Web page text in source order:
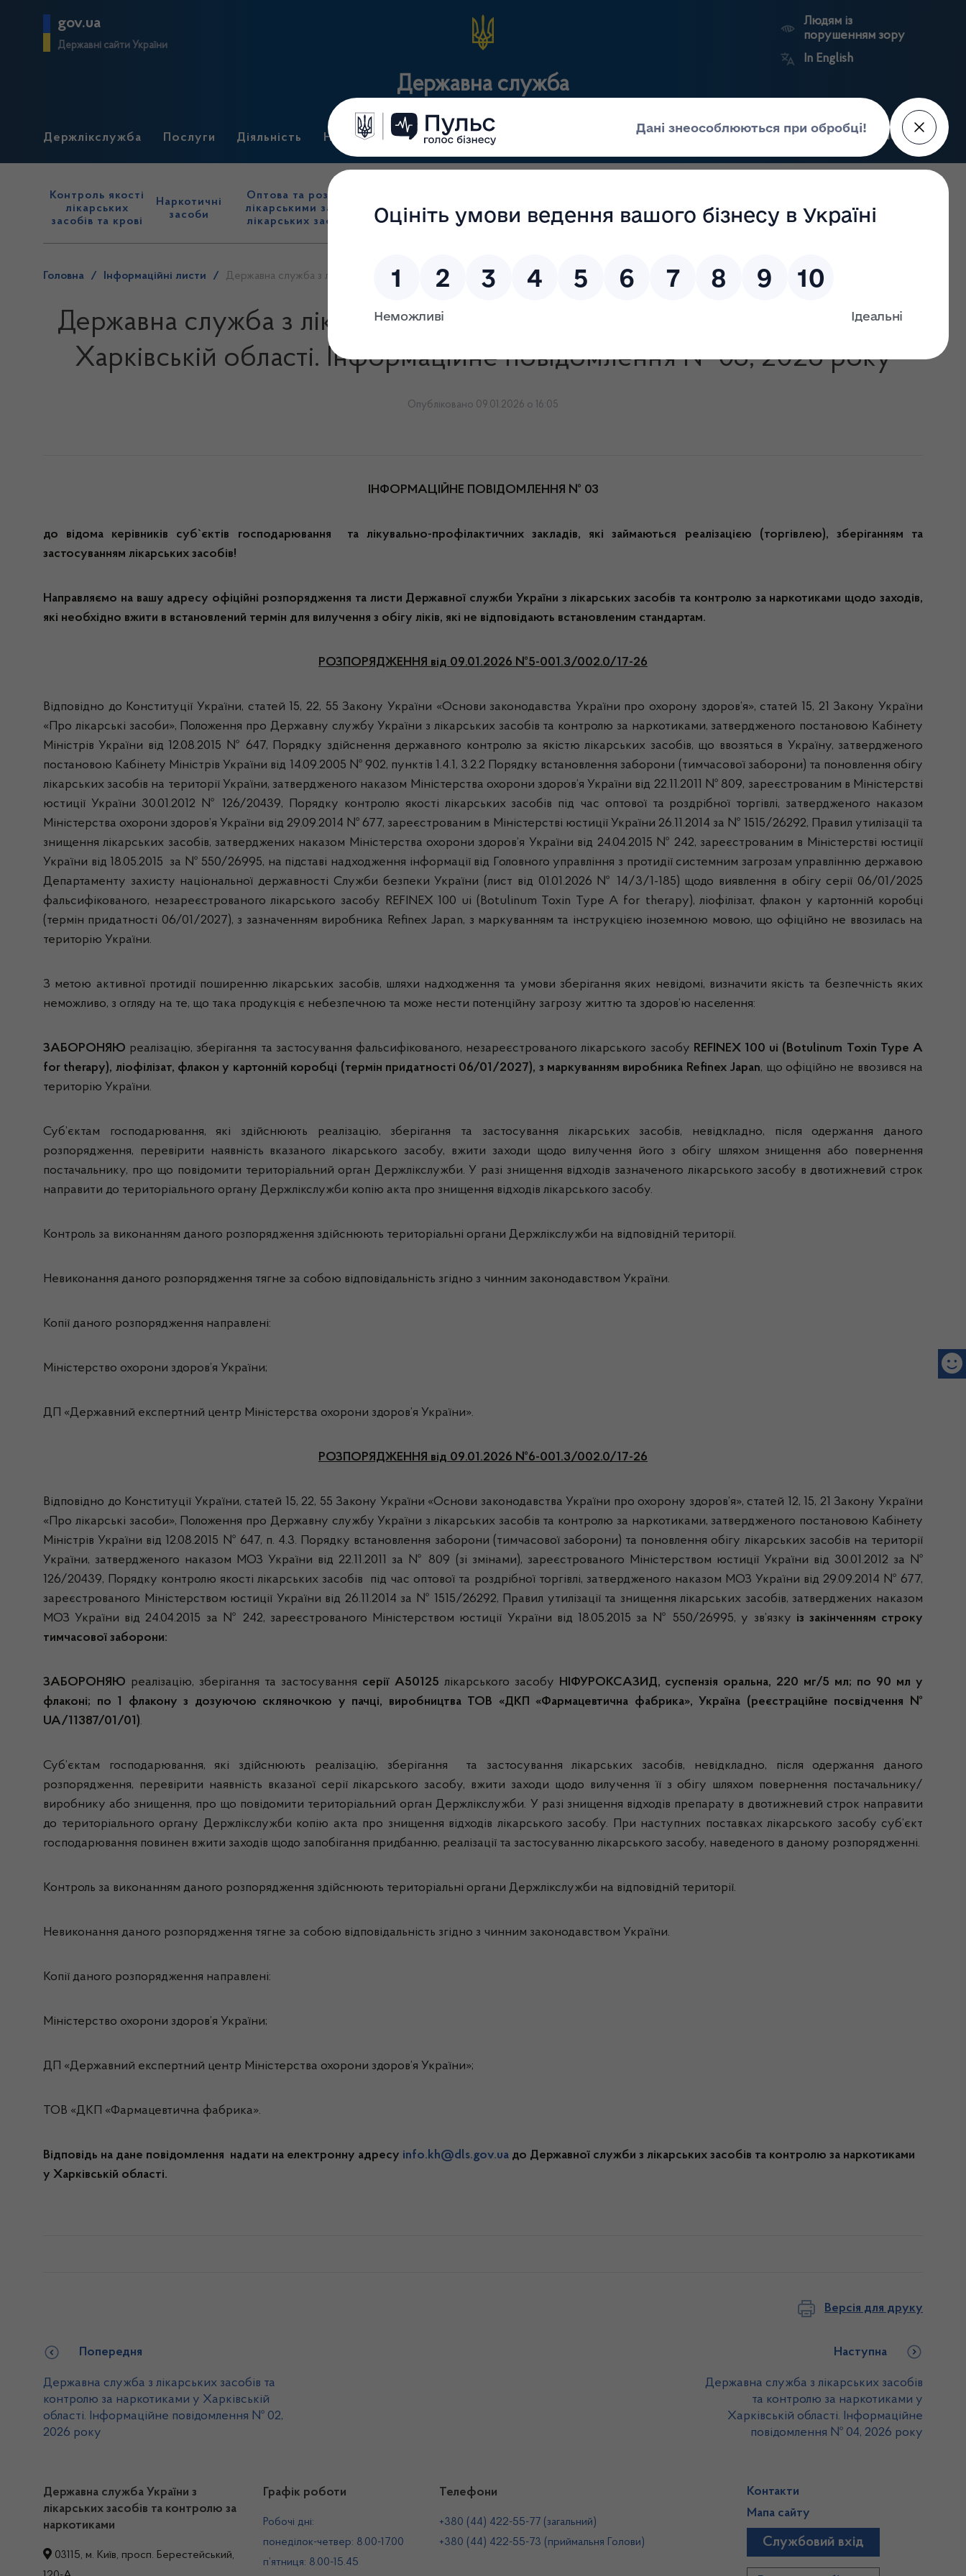
gov.ua
Державні сайти України
Державна служба
Людям із
порушенням зору
In English
Держлікслужба Послуги Діяльність Нормативні документи Для громадськості Прес-центр Пошук
Контроль якості
лікарських
засобів та крові
Наркотичні
засоби
Оптова та роздрібна торгівля
лікарськими засобами, імпорт
лікарських засобів (крім АФІ)
нагляд
(контроль)
засобів, крові та
сертифікація
нагляд
реєстри
портал
Держлікслужби
Головна / Інформаційні листи / Державна служба з лікарських засобів та контролю за наркотиками у Харківській області. Інформаційне повідомлення № 03, 2026 року
Державна служба з лікарських засобів та контролю за наркотиками у
Харківській області. Інформаційне повідомлення № 03, 2026 року
Опубліковано 09.01.2026 о 16:05
ІНФОРМАЦІЙНЕ ПОВІДОМЛЕННЯ № 03
до відома керівників суб`єктів господарювання та лікувально-профілактичних закладів, які займаються реалізацією (торгівлею), зберіганням та
застосуванням лікарських засобів!
Направляємо на вашу адресу офіційні розпорядження та листи Державної служби України з лікарських засобів та контролю за наркотиками щодо заходів,
які необхідно вжити в встановлений термін для вилучення з обігу ліків, які не відповідають встановленим стандартам.
РОЗПОРЯДЖЕННЯ від 09.01.2026 №5-001.3/002.0/17-26
Відповідно до Конституції України, статей 15, 22, 55 Закону України «Основи законодавства України про охорону здоров’я», статей 15, 21 Закону України
«Про лікарські засоби», Положення про Державну службу України з лікарських засобів та контролю за наркотиками, затвердженого постановою Кабінету
Міністрів України від 12.08.2015 № 647, Порядку здійснення державного контролю за якістю лікарських засобів, що ввозяться в Україну, затвердженого
постановою Кабінету Міністрів України від 14.09.2005 № 902, пунктів 1.4.1, 3.2.2 Порядку встановлення заборони (тимчасової заборони) та поновлення обігу
лікарських засобів на території України, затвердженого наказом Міністерства охорони здоров’я України від 22.11.2011 № 809, зареєстрованим в Міністерстві
юстиції України 30.01.2012 № 126/20439, Порядку контролю якості лікарських засобів під час оптової та роздрібної торгівлі, затвердженого наказом
Міністерства охорони здоров’я України від 29.09.2014 № 677, зареєстрованим в Міністерстві юстиції України 26.11.2014 за № 1515/26292, Правил утилізації та
знищення лікарських засобів, затверджених наказом Міністерства охорони здоров’я України від 24.04.2015 № 242, зареєстрованим в Міністерстві юстиції
України від 18.05.2015 за № 550/26995, на підставі надходження інформації від Головного управління з протидії системним загрозам управлінню державою
Департаменту захисту національної державності Служби безпеки України (лист від 01.01.2026 № 14/3/1-185) щодо виявлення в обігу серії 06/01/2025
фальсифікованого, незареєстрованого лікарського засобу REFINEX 100 uі (Botulinum Toxin Type A for therapy), ліофілізат, флакон у картонній коробці
(термін придатності 06/01/2027), з зазначенням виробника Refinex Japan, з маркуванням та інструкцією іноземною мовою, що офіційно не ввозилась на
територію України.
З метою активної протидії поширенню лікарських засобів, шляхи надходження та умови зберігання яких невідомі, визначити якість та безпечність яких
неможливо, з огляду на те, що така продукція є небезпечною та може нести потенційну загрозу життю та здоров’ю населення:
ЗАБОРОНЯЮ реалізацію, зберігання та застосування фальсифікованого, незареєстрованого лікарського засобу REFINEX 100 uі (Botulinum Toxin Type A
for therapy), ліофілізат, флакон у картонній коробці (термін придатності 06/01/2027), з маркуванням виробника Refinex Japan, що офіційно не ввозився на
територію України.
Суб’єктам господарювання, які здійснюють реалізацію, зберігання та застосування лікарських засобів, невідкладно, після одержання даного
розпорядження, перевірити наявність вказаного лікарського засобу, вжити заходи щодо вилучення його з обігу шляхом знищення або повернення
постачальнику, про що повідомити територіальний орган Держлікслужби. У разі знищення відходів зазначеного лікарського засобу в двотижневий строк
направити до територіального органу Держлікслужби копію акта про знищення відходів лікарського засобу.
Контроль за виконанням даного розпорядження здійснюють територіальні органи Держлікслужби на відповідній території.
Невиконання даного розпорядження тягне за собою відповідальність згідно з чинним законодавством України.
Копії даного розпорядження направлені:
Міністерство охорони здоров’я України;
ДП «Державний експертний центр Міністерства охорони здоров’я України».
РОЗПОРЯДЖЕННЯ від 09.01.2026 №6-001.3/002.0/17-26
Відповідно до Конституції України, статей 15, 22, 55 Закону України «Основи законодавства України про охорону здоров’я», статей 12, 15, 21 Закону України
«Про лікарські засоби», Положення про Державну службу України з лікарських засобів та контролю за наркотиками, затвердженого постановою Кабінету
Міністрів України від 12.08.2015 № 647, п. 4.3. Порядку встановлення заборони (тимчасової заборони) та поновлення обігу лікарських засобів на території
України, затвердженого наказом МОЗ України від 22.11.2011 за № 809 (зі змінами), зареєстрованого Міністерством юстиції України від 30.01.2012 за №
126/20439, Порядку контролю якості лікарських засобів під час оптової та роздрібної торгівлі, затвердженого наказом МОЗ України від 29.09.2014 № 677,
зареєстрованого Міністерством юстиції України від 26.11.2014 за № 1515/26292, Правил утилізації та знищення лікарських засобів, затверджених наказом
МОЗ України від 24.04.2015 за № 242, зареєстрованого Міністерством юстиції України від 18.05.2015 за № 550/26995, у зв’язку із закінченням строку
тимчасової заборони:
ЗАБОРОНЯЮ реалізацію, зберігання та застосування серії А50125 лікарського засобу НІФУРОКСАЗИД, суспензія оральна, 220 мг/5 мл; по 90 мл у
флаконі; по 1 флакону з дозуючою скляночкою у пачці, виробництва ТОВ «ДКП «Фармацевтична фабрика», Україна (реєстраційне посвідчення №
UA/11387/01/01).
Суб’єктам господарювання, які здійснюють реалізацію, зберігання та застосування лікарських засобів, невідкладно, після одержання даного
розпорядження, перевірити наявність вказаної серії лікарського засобу, вжити заходи щодо вилучення її з обігу шляхом повернення постачальнику/
виробнику або знищення, про що повідомити територіальний орган Держлікслужби. У разі знищення відходів препарату в двотижневий строк направити
до територіального органу Держлікслужби копію акта про знищення відходів лікарського засобу. При наступних поставках лікарського засобу суб’єкт
господарювання повинен вжити заходів щодо запобігання придбанню, реалізації та застосуванню лікарського засобу, наведеного в даному розпорядженні.
Контроль за виконанням даного розпорядження здійснюють територіальні органи Держлікслужби на відповідній території.
Невиконання даного розпорядження тягне за собою відповідальність згідно з чинним законодавством України.
Копії даного розпорядження направлені:
Міністерство охорони здоров’я України;
ДП «Державний експертний центр Міністерства охорони здоров’я України»;
ТОВ «ДКП «Фармацевтична фабрика».
Відповідь на дане повідомлення надати на електронну адресу info.kh@dls.gov.ua до Державної служби з лікарських засобів та контролю за наркотиками
у Харківській області.
Версія для друку
Попередня
Державна служба з лікарських засобів та
контролю за наркотиками у Харківській
області. Інформаційне повідомлення № 02,
2026 року
Наступна
Державна служба з лікарських засобів
та контролю за наркотиками у
Харківській області. Інформаційне
повідомлення № 04, 2026 року
Державна служба України з
лікарських засобів та контролю за
наркотиками
03115, м. Київ, просп. Берестейський,
Графік роботи
Робочі дні:
понеділок-четвер: 8.00-17.00
п’ятниця: 8.00-15.45
Телефони
+380 (44) 422-55-77 (загальний)
+380 (44) 422-55-73 (приймальня Голови)
Контакти
Мапа сайту
Службовий вхід